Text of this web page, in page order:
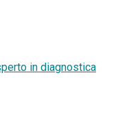
in diagnostica